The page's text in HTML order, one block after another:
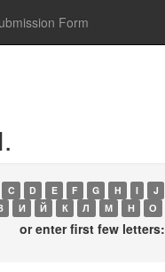
Form
C D E F G H I J
И Й К Л М Н О
or enter first few letters: